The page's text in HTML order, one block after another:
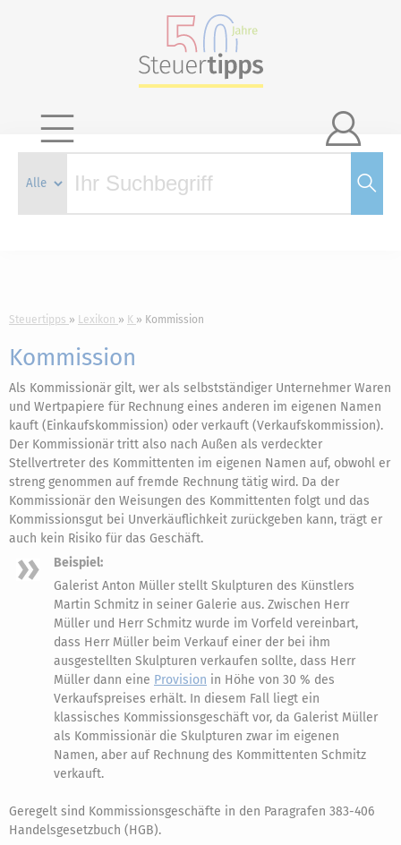

Steuertipps Lexikon K Kommission
Kommission
Als Kommissionär gilt, wer als selbstständiger Unternehmer Waren
und Wertpapiere für Rechnung eines anderen im eigenen Namen
kauft (Einkaufskommission) oder verkauft (Verkaufskommission).
Der Kommissionär tritt also nach Außen als verdeckter
Stellvertreter des Kommittenten im eigenen Namen auf, obwohl er
streng genommen auf fremde Rechnung tätig wird. Da der
Kommissionär den Weisungen des Kommittenten folgt und das
Kommissionsgut bei Unverkäuflichkeit zurückgeben kann, trägt er
auch kein Risiko für das Geschäft.
Beispiel:
Galerist Anton Müller stellt Skulpturen des Künstlers
Martin Schmitz in seiner Galerie aus. Zwischen Herr
Müller und Herr Schmitz wurde im Vorfeld vereinbart,
dass Herr Müller beim Verkauf einer der bei ihm
ausgestellten Skulpturen verkaufen sollte, dass Herr
Müller dann eine Provision in Höhe von 30 % des
Verkaufspreises erhält. In diesem Fall liegt ein
klassisches Kommissionsgeschäft vor, da Galerist Müller
als Kommissionär die Skulpturen zwar im eigenen
Namen, aber auf Rechnung des Kommittenten Schmitz
verkauft.
Geregelt sind Kommissionsgeschäfte in den Paragrafen 383-406
Handelsgesetzbuch (HGB).